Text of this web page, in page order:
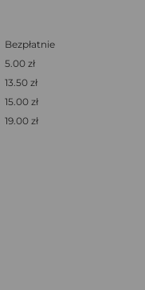
Bezpłatnie
5.00 zł
13.50 zł
15.00 zł
19.00 zł